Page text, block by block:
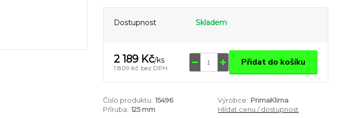
Dostupnost Skladem
2 189 Kč/ks
1 809 Kč bez DPH Přidat do košíku
Číslo produktu: 15496 Výrobce: PrimaKlima
Příruba: 125 mm Hlídat cenu / dostupnost